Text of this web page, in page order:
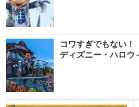
コワすぎでもない
ディズニー・ハロウ